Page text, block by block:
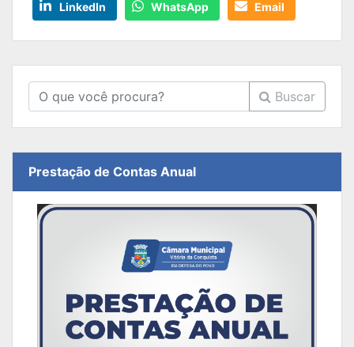
LinkedIn WhatsApp Email
Buscar
Prestação de Contas Anual